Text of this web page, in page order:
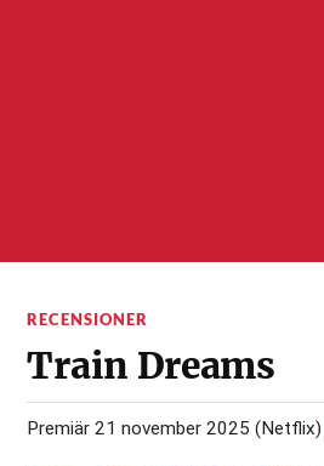
RECENSIONER
Train Dreams
Premiär 21 november 2025 (Netflix)